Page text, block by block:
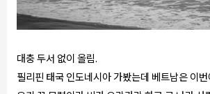
대충 두서 없이 올림.
필리핀 태국 인도네시아 가봤는데 베트남은 이